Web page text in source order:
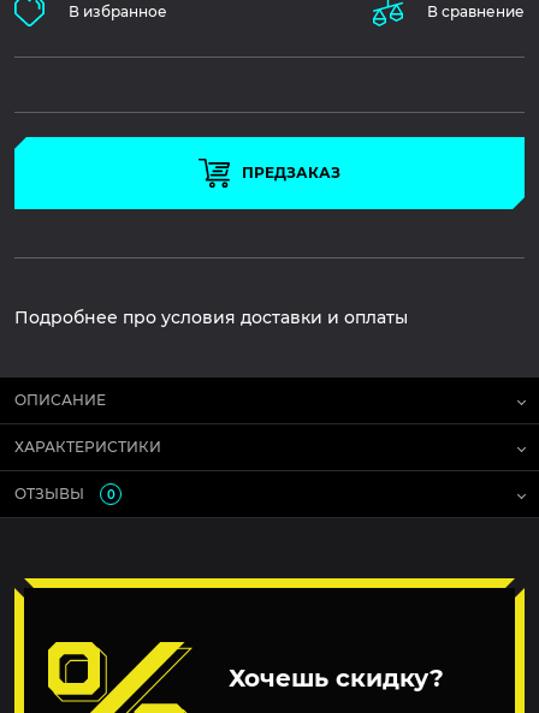
В избранное В сравнение
ПРЕДЗАКАЗ
Подробнее про условия доставки и оплаты
ОПИСАНИЕ
ХАРАКТЕРИСТИКИ
ОТЗЫВЫ 0
Хочешь скидку?